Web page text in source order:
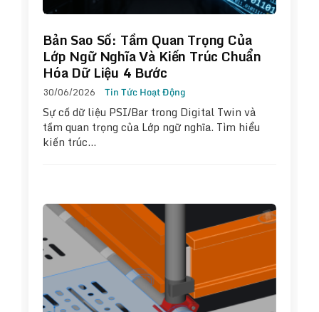
Bản Sao Số: Tầm Quan Trọng Của
Lớp Ngữ Nghĩa Và Kiến Trúc Chuẩn
Hóa Dữ Liệu 4 Bước
30/06/2026 Tin Tức Hoạt Động
Sự cố dữ liệu PSI/Bar trong Digital Twin và
tầm quan trọng của Lớp ngữ nghĩa. Tìm hiểu
kiến trúc…